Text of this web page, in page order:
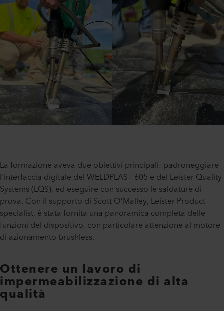
La formazione aveva due obiettivi principali: padroneggiare
l'interfaccia digitale del WELDPLAST 605 e del Leister Quality
Systems (LQS), ed eseguire con successo le saldature di
prova. Con il supporto di Scott O’Malley, Leister Product
specialist, è stata fornita una panoramica completa delle
funzioni del dispositivo, con particolare attenzione al motore
di azionamento brushless.
Ottenere un lavoro di
impermeabilizzazione di alta
qualità